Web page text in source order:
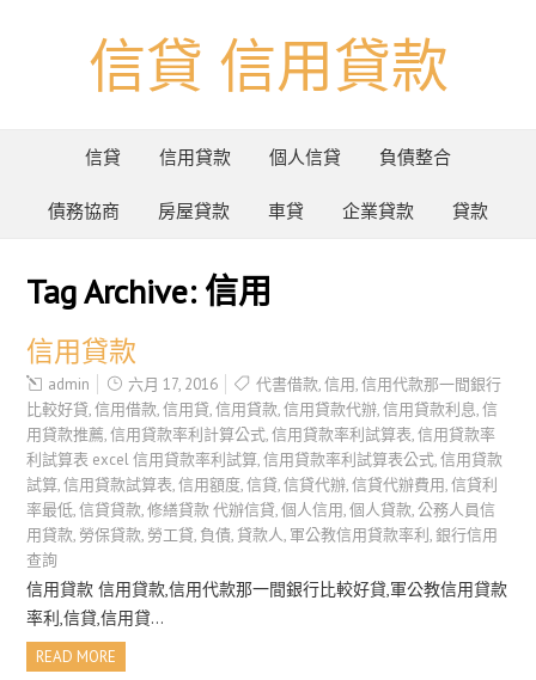
信貸 信用貸款
信貸 信用貸款 個人信貸 負債整合
債務協商 房屋貸款 車貸 企業貸款 貸款
Tag Archive: 信用
信用貸款
admin 六月 17, 2016 代書借款,信用,信用代款那一間銀行
比較好貸,信用借款,信用貸,信用貸款,信用貸款代辦,信用貸款利息,信
用貸款推薦,信用貸款率利計算公式,信用貸款率利試算表,信用貸款率
利試算表 excel 信用貸款率利試算,信用貸款率利試算表公式,信用貸款
試算,信用貸款試算表,信用額度,信貸,信貸代辦,信貸代辦費用,信貸利
率最低,信貸貸款,修繕貸款 代辦信貸,個人信用,個人貸款,公務人員信
用貸款, 勞保貸款, 勞工貸, 負債,貸款人, 軍公教信用貸款率利,銀行信用
查詢
信用貸款 信用貸款,信用代款那一間銀行比較好貸,軍公教信用貸款
率利,信貸,信用貸…
READ MORE